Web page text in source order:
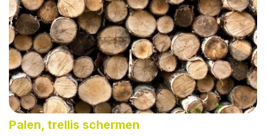
Palen, trellis schermen